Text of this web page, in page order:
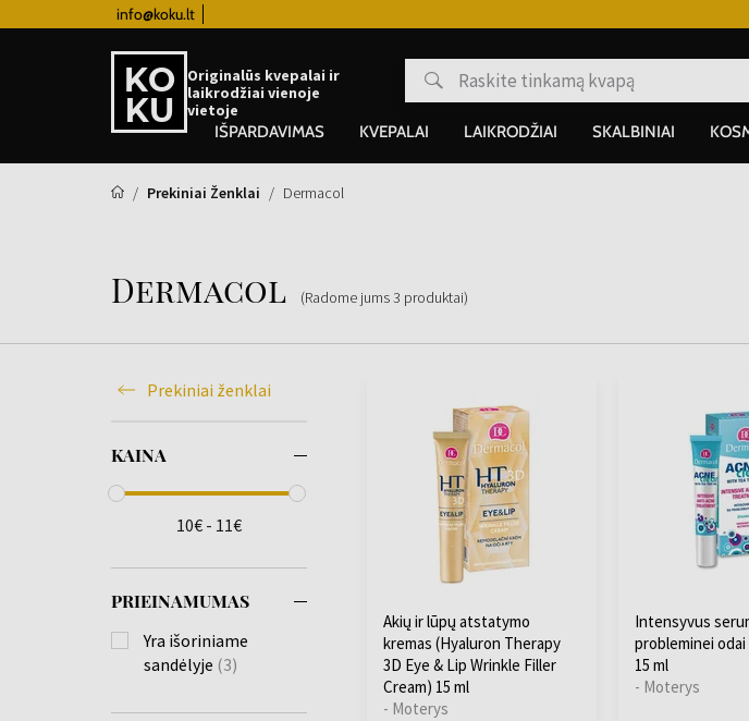
info@koku.lt
Originalūs kvepalai ir
laikrodžiai vienoje
vietoje
IŠPARDAVIMAS KVEPALAI LAIKRODŽIAI SKALBINIAI
Prekiniai Ženklai Dermacol
Dermacol (Radome jums3 produktai)
Prekiniai ženklai
KAINA
10€ - 11€
PRIEINAMUMAS
Yra išoriniame
sandėlyje (3)
Akių ir lūpų atstatymo
kremas (Hyaluron Therapy
3D Eye & Lip Wrinkle Filler
Cream) 15 ml
- Moterys
Intensyvus
probleminei
15 ml
- Moterys